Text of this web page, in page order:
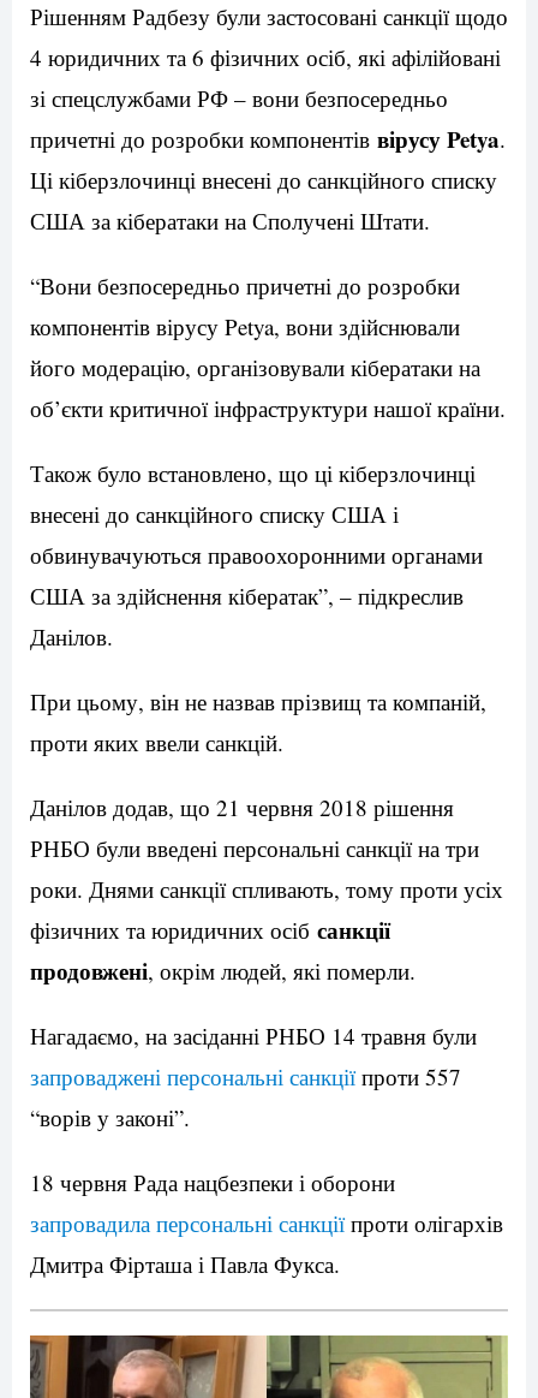
Рішенням Радбезу були застосовані санкції щодо
4 юридичних та 6 фізичних осіб, які афілійовані
зі спецслужбами РФ – вони безпосередньо
причетні до розробки компонентів вірусу Petya.
Ці кіберзлочинці внесені до санкційного списку
США за кібератаки на Сполучені Штати.
“Вони безпосередньо причетні до розробки
компонентів вірусу Petya, вони здійснювали
його модерацію, організовували кібератаки на
об’єкти критичної інфраструктури нашої країни.
Також було встановлено, що ці кіберзлочинці
внесені до санкційного списку США і
обвинувачуються правоохоронними органами
США за здійснення кібератак”, – підкреслив
Данілов.
При цьому, він не назвав прізвищ та компаній,
проти яких ввели санкцій.
Данілов додав, що 21 червня 2018 рішення
РНБО були введені персональні санкції на три
роки. Днями санкції спливають, тому проти усіх
фізичних та юридичних осіб санкції
продовжені, окрім людей, які померли.
Нагадаємо, на засіданні РНБО 14 травня були
запроваджені персональні санкціїпроти 557
“ворів у законі”.
18 червня Рада нацбезпеки і оборони
запровадила персональні санкціїпроти олігархів
Дмитра Фірташа і Павла Фукса.